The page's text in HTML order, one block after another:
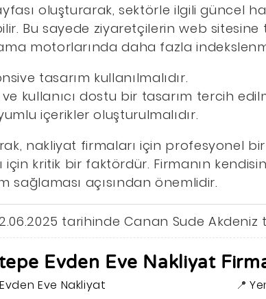
oluşturarak, sektörle ilgili güncel
Bu sayede ziyaretçilerin web
motorlarında daha fazla
tasarım kullanılmalıdır.
ve kullanıcı dostu bir tasarım tercih
içerikler oluşturulmalıdır.
nakliyat firmaları için profesyonel
için kritik bir faktördür. Firmanın
sağlaması açısından önemlidir.
tarihinde Canan Sude
Evden Eve Nakliyat
Eve Nakliyat